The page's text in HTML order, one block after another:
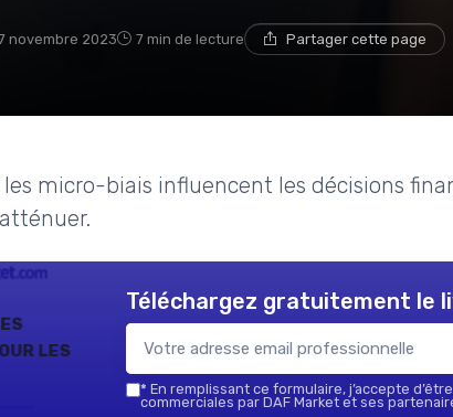
novembre 2023 7 min de lecture Partager cette page
micro-biais influencent les décisions
les
Téléchargez gratuitement le
* En remplissant ce formulaire, j’accepte
commerciales par DAF Market et ses